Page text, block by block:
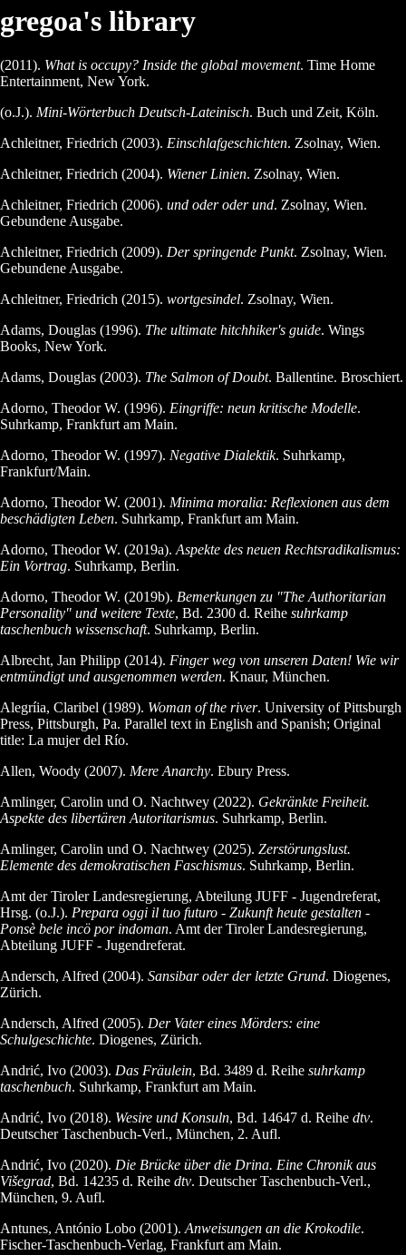
gregoa's library
(2011). What is occupy? Inside the global movement. Time Home
Entertainment, New York.
(o.J.). Mini-Wörterbuch Deutsch-Lateinisch. Buch und Zeit, Köln.
Achleitner, Friedrich (2003). Einschlafgeschichten. Zsolnay, Wien.
Achleitner, Friedrich (2004). Wiener Linien. Zsolnay, Wien.
Achleitner, Friedrich (2006). und oder oder und. Zsolnay, Wien.
Gebundene Ausgabe.
Achleitner, Friedrich (2009). Der springende Punkt. Zsolnay, Wien.
Gebundene Ausgabe.
Achleitner, Friedrich (2015). wortgesindel. Zsolnay, Wien.
Adams, Douglas (1996). The ultimate hitchhiker's guide. Wings
Books, New York.
Adams, Douglas (2003). The Salmon of Doubt. Ballentine. Broschiert.
Adorno, Theodor W. (1996). Eingriffe: neun kritische Modelle.
Suhrkamp, Frankfurt am Main.
Adorno, Theodor W. (1997). Negative Dialektik. Suhrkamp,
Frankfurt/Main.
Adorno, Theodor W. (2001). Minima moralia: Reflexionen aus dem
beschädigten Leben. Suhrkamp, Frankfurt am Main.
Adorno, Theodor W. (2019a).Aspekte des neuen Rechtsradikalismus:
Ein Vortrag. Suhrkamp, Berlin.
Adorno, Theodor W. (2019b). Bemerkungen zu "The Authoritarian
Personality" und weitere Texte, Bd. 2300 d. Reihe suhrkamp
taschenbuch wissenschaft. Suhrkamp, Berlin.
Albrecht, Jan Philipp (2014). Finger weg von unseren Daten! Wie wir
entmündigt und ausgenommen werden. Knaur, München.
Alegríia, Claribel (1989). Woman of the river. University of Pittsburgh
Press, Pittsburgh, Pa. Parallel text in English and Spanish; Original
title: La mujer del Río.
Allen, Woody (2007). Mere Anarchy. Ebury Press.
Amlinger, Carolin und O. Nachtwey (2022). Gekränkte Freiheit.
Aspekte des libertären Autoritarismus. Suhrkamp, Berlin.
Amlinger, Carolin und O. Nachtwey (2025). Zerstörungslust.
Elemente des demokratischen Faschismus. Suhrkamp, Berlin.
Amt der Tiroler Landesregierung, Abteilung JUFF - Jugendreferat,
Hrsg. (o.J.). Prepara oggi il tuo futuro - Zukunft heute gestalten -
Ponsè bele incö por indoman. Amt der Tiroler Landesregierung,
Abteilung JUFF - Jugendreferat.
Andersch, Alfred (2004). Sansibar oder der letzte Grund. Diogenes,
Zürich.
Andersch, Alfred (2005). Der Vater eines Mörders: eine
Schulgeschichte. Diogenes, Zürich.
Andrić, Ivo (2003). Das Fräulein, Bd. 3489 d. Reihe suhrkamp
taschenbuch. Suhrkamp, Frankfurt am Main.
Andrić, Ivo (2018). Wesire und Konsuln, Bd. 14647 d. Reihe dtv.
Deutscher Taschenbuch-Verl., München, 2. Aufl.
Andrić, Ivo (2020). Die Brücke über die Drina. Eine Chronik aus
Višegrad, Bd. 14235 d. Reihe dtv. Deutscher Taschenbuch-Verl.,
München, 9. Aufl.
Antunes, António Lobo (2001).Anweisungen an die Krokodile.
Fischer-Taschenbuch-Verlag, Frankfurt am Main.